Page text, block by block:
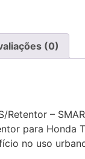
(0)
Retentor –
para Honda
no uso